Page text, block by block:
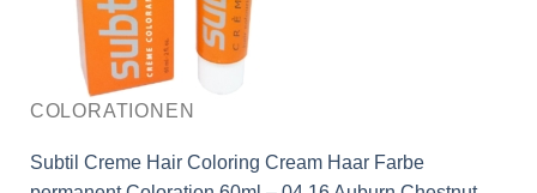
COLORATIONEN
Subtil Creme Hair Coloring Cream Haar Farbe